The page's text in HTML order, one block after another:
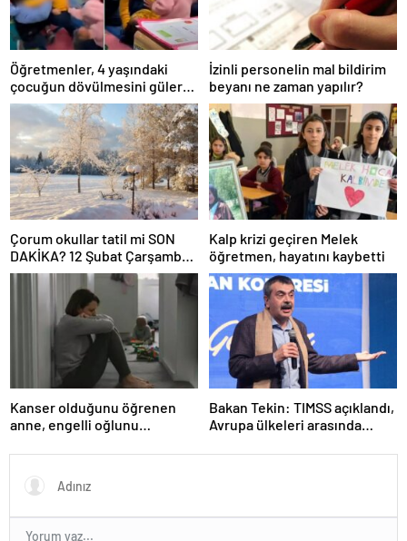
Öğretmenler, 4 yaşındaki
çocuğun dövülmesini gülerek
izledi
İzinli personelin mal bildirim
beyanı ne zaman yapılır?
Çorum okullar tatil mi SON
DAKİKA? 12 Şubat Çarşamba
Çorum’da okul yok mu (Çorum
Valiliği Açıklaması – KAR
TATİLİ)?
Kalp krizi geçiren Melek
öğretmen, hayatını kaybetti
Kanser olduğunu öğrenen
anne, engelli oğlunu
Bakan Tekin: TIMSS açıklandı,
Avrupa ülkeleri arasında